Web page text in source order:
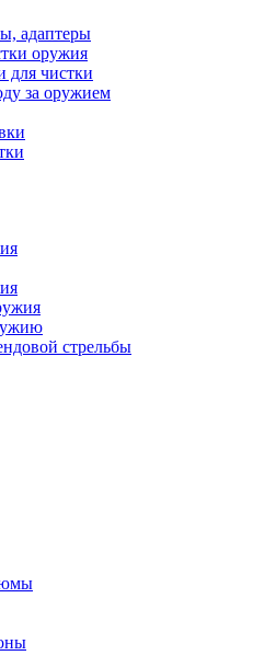
адаптеры
оружия
для чистки
за оружием
стрельбы